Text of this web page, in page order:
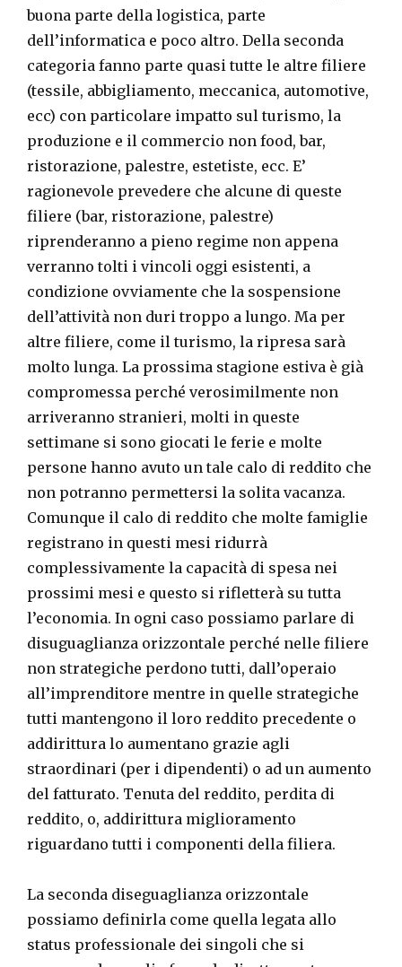
buona parte della logistica, parte
dell’informatica e poco altro. Della seconda
categoria fanno parte quasi tutte le altre filiere
(tessile, abbigliamento, meccanica, automotive,
ecc) con particolare impatto sul turismo, la
produzione e il commercio non food, bar,
ristorazione, palestre, estetiste, ecc. E’
ragionevole prevedere che alcune di queste
filiere (bar, ristorazione, palestre)
riprenderanno a pieno regime non appena
verranno tolti i vincoli oggi esistenti, a
condizione ovviamente che la sospensione
dell’attività non duri troppo a lungo. Ma per
altre filiere, come il turismo, la ripresa sarà
molto lunga. La prossima stagione estiva è già
compromessa perché verosimilmente non
arriveranno stranieri, molti in queste
settimane si sono giocati le ferie e molte
persone hanno avuto un tale calo di reddito che
non potranno permettersi la solita vacanza.
Comunque il calo di reddito che molte famiglie
registrano in questi mesi ridurrà
complessivamente la capacità di spesa nei
prossimi mesi e questo si rifletterà su tutta
l’economia. In ogni caso possiamo parlare di
disuguaglianza orizzontale perché nelle filiere
non strategiche perdono tutti, dall’operaio
all’imprenditore mentre in quelle strategiche
tutti mantengono il loro reddito precedente o
addirittura lo aumentano grazie agli
straordinari (per i dipendenti) o ad un aumento
del fatturato. Tenuta del reddito, perdita di
reddito, o, addirittura miglioramento
riguardano tutti i componenti della filiera.
La seconda diseguaglianza orizzontale
possiamo definirla come quella legata allo
status professionale dei singoli che si